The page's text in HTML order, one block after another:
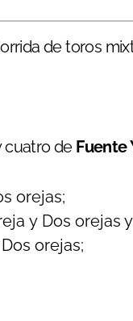
de toros
cuatro de Fuente
orejas;
y Dos orejas
orejas;